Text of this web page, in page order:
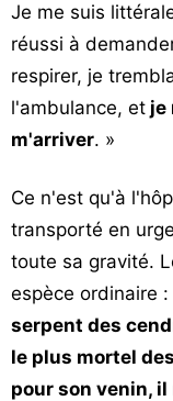
Je me suis
réussi à
respirer, je
l'ambulance, et je
m'arriver. »
Ce n'est qu'à
transporté en
toute sa gravité.
espèce ordinaire :
serpent des
le plus mortel
pour son venin,